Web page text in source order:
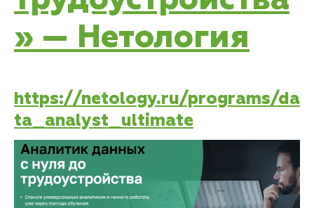
» — Нетология
https://netology.ru/programs/da
ta_analyst_ultimate